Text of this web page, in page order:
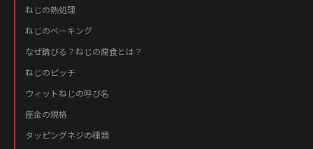
ねじの熱処理
ねじのベーキング
なぜ錆びる？ねじの腐食とは？
ねじのピッチ
ウィットねじの呼び名
座金の規格
タッピングネジの種類